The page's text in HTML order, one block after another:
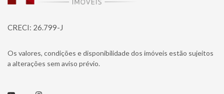
CRECI: 26.799-J
Os valores, condições e disponibilidade dos imóveis estão sujeitos
a alterações sem aviso prévio.